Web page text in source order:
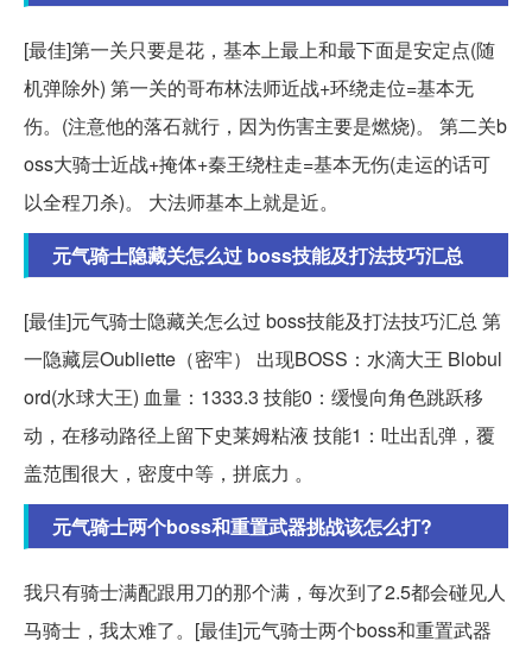
[最佳]第一关只要是花，基本上最上和最下面是安定点(随
机弹除外) 第一关的哥布林法师近战+环绕走位=基本无
伤。(注意他的落石就行，因为伤害主要是燃烧)。 第二关b
oss大骑士近战+掩体+秦王绕柱走=基本无伤(走运的话可
以全程刀杀)。 大法师基本上就是近。
元气骑士隐藏关怎么过 boss技能及打法技巧汇总
[最佳]元气骑士隐藏关怎么过 boss技能及打法技巧汇总 第
一隐藏层Oubliette（密牢） 出现BOSS：水滴大王 Blobul
ord(水球大王) 血量：1333.3 技能0：缓慢向角色跳跃移
动，在移动路径上留下史莱姆粘液 技能1：吐出乱弹，覆
盖范围很大，密度中等，拼底力 。
元气骑士两个boss和重置武器挑战该怎么打?
我只有骑士满配跟用刀的那个满，每次到了2.5都会碰见人
马骑士，我太难了。[最佳]元气骑士两个boss和重置武器